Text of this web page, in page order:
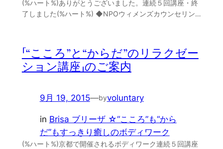
(%ハート%)ありがとうございました。連続５回講座・終
了しました(%ハート%) ◆NPOウィメンズカウンセリン…
「“こころ”と“からだ”のリラクゼー
ション講座」のご案内
9月 19, 2015—byvoluntary
in Brisa ブリーザ ☆“こころ”も“から
だ”もすっきり癒しのボディワーク
(%ハート%)京都で開催されるボディワーク連続５回講座